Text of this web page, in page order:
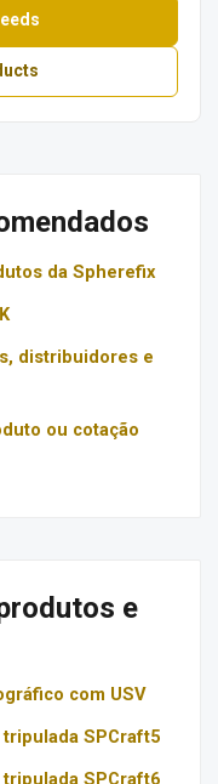
da Spherefix
distribuidores e
ou cotação
e
com USV
SPCraft5
SPCraft6